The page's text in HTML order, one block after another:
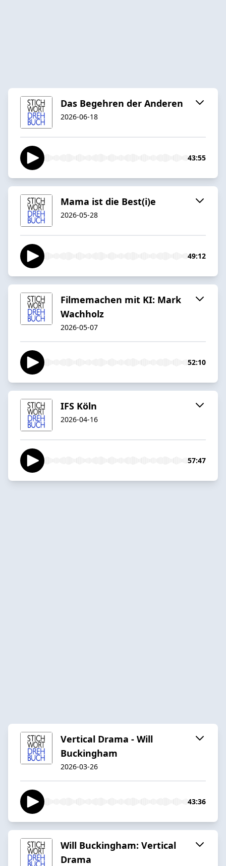
Das Begehren der Anderen
2026-06-18
43:55
Mama ist die Best(i)e
2026-05-28
49:12
Filmemachen mit KI: Mark
Wachholz
2026-05-07
52:10
IFS Köln
2026-04-16
57:47
Vertical Drama - Will
Buckingham
2026-03-26
43:36
Will Buckingham: Vertical
Drama